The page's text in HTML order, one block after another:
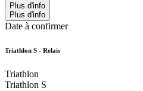
Plus d'info
Plus d'info
Date à confirmer
Triathlon S - Relais
Triathlon
Triathlon S